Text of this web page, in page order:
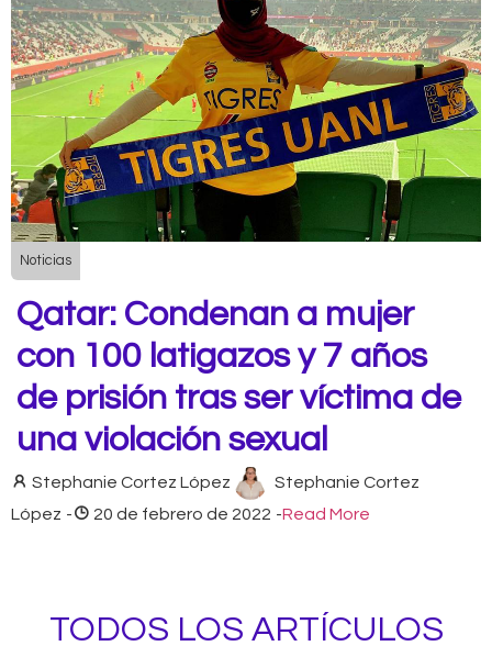
Noticias
Qatar: Condenan a mujer
con 100 latigazos y 7 años
de prisión tras ser víctima de
una violación sexual
Stephanie Cortez López
Stephanie Cortez
López - 20 de febrero de 2022 -Read More
TODOS LOS ARTÍCULOS